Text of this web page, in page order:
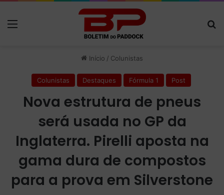
Início / Colunistas
Colunistas Destaques Fórmula 1 Post
Nova estrutura de pneus
será usada no GP da
Inglaterra. Pirelli aposta na
gama dura de compostos
para a prova em Silverstone